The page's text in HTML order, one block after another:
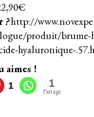
?http://
produit/brume-
hyaluronique-
aimes !
1 1
Partage